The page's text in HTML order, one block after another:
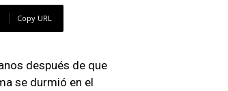
Copy URL
después de que
se durmió en el